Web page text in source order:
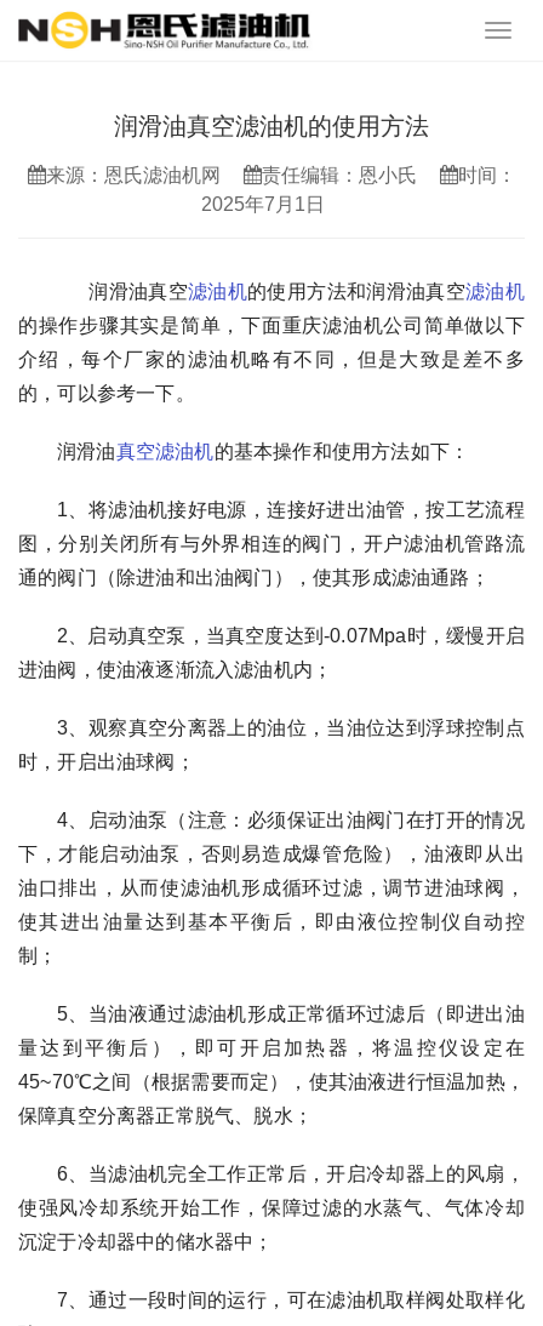
润滑油真空滤油机的使用方法
来源：恩氏滤油机网 责任编辑：恩小氏
时间：
2025年7月1日
润滑油真空滤油机的使用方法和润滑油真空滤油机
的操作步骤其实是简单，下面重庆滤油机公司简单做以下
介绍，每个厂家的滤油机略有不同，但是大致是差不多
的，可以参考一下。
润滑油真空滤油机的基本操作和使用方法如下：
1、将滤油机接好电源，连接好进出油管，按工艺流程
图，分别关闭所有与外界相连的阀门，开户滤油机管路流
通的阀门（除进油和出油阀门），使其形成滤油通路；
2、启动真空泵，当真空度达到-0.07Mpa时，缓慢开启
进油阀，使油液逐渐流入滤油机内；
3、观察真空分离器上的油位，当油位达到浮球控制点
时，开启出油球阀；
4、启动油泵（注意：必须保证出油阀门在打开的情况
下，才能启动油泵，否则易造成爆管危险），油液即从出
油口排出，从而使滤油机形成循环过滤，调节进油球阀，
使其进出油量达到基本平衡后，即由液位控制仪自动控
制；
5、当油液通过滤油机形成正常循环过滤后（即进出油
量达到平衡后），即可开启加热器，将温控仪设定在
45~70℃之间（根据需要而定），使其油液进行恒温加热，
保障真空分离器正常脱气、脱水；
6、当滤油机完全工作正常后，开启冷却器上的风扇，
使强风冷却系统开始工作，保障过滤的水蒸气、气体冷却
沉淀于冷却器中的储水器中；
7、通过一段时间的运行，可在滤油机取样阀处取样化